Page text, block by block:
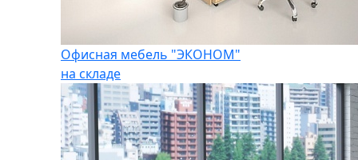
Офисная мебель "ЭКОНОМ"
на складе